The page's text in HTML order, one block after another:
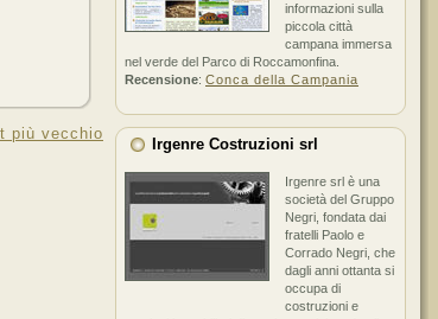
più vecchio
informazioni sulla
piccola città
campana immersa
nel verde del Parco di Roccamonfina.
Recensione: Conca della Campania
Irgenre Costruzioni srl
Irgenre srl è una
società del Gruppo
Negri, fondata dai
fratelli Paolo e
Corrado Negri, che
dagli anni ottanta si
occupa di
costruzioni e